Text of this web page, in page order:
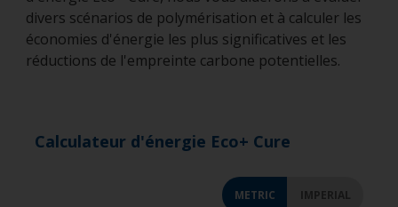
divers scénarios de polymérisation et à calculer les
économies d'énergie les plus significatives et les
réductions de l'empreinte carbone potentielles.
Calculateur d'énergie Eco+ Cure
METRIC IMPERIAL